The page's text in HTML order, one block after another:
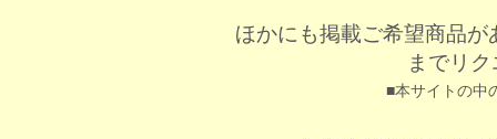
ほかにも掲載ご希望商品が
までリ
■本サイトの中